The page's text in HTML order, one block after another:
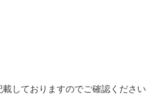
しておりますのでご確認ください